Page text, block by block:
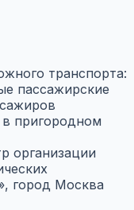
транспорта:
пассажирские
пригородном
организации
город Москва